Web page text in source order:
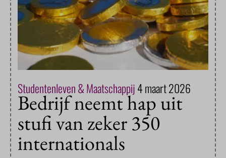
Studentenleven & Maatschappij4 maart 2026
Bedrijf neemt hap uit
stufi van zeker 350
internationals